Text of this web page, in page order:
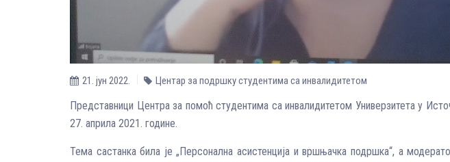
21. јун 2022. Центар за подршку студентима са инвалидитетом
Представници Центра за помоћ студентима са инвалидитетом Универзитета у
27. априла 2021. године.
Тема састанка била је „Персонална асистенција и вршњачка подршка“, а